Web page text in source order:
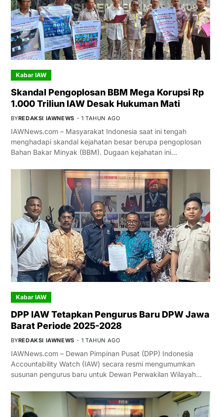
Kabar IAW
Skandal Pengoplosan BBM Mega Korupsi Rp
1.000 Triliun IAW Desak Hukuman Mati
BYREDAKSI IAWNEWS 1 TAHUN AGO
IAWNews.com – Masyarakat Indonesia saat ini tengah
menghadapi skandal kejahatan besar berupa pengoplosan
Bahan Bakar Minyak (BBM). Dugaan kejahatan ini…
Kabar IAW
DPP IAW Tetapkan Pengurus Baru DPW Jawa
Barat Periode 2025-2028
BYREDAKSI IAWNEWS 1 TAHUN AGO
IAWNews.com – Dewan Pimpinan Pusat (DPP) Indonesia
Accountability Watch (IAW) secara resmi mengumumkan
susunan pengurus baru untuk Dewan Perwakilan Wilayah…